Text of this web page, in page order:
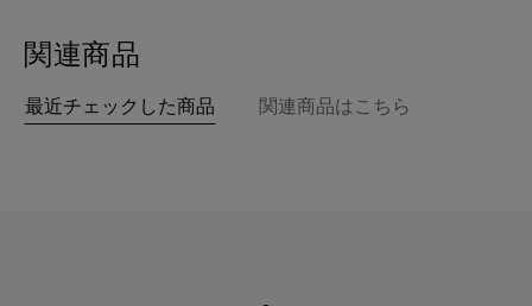
関連商品
最近チェックした商品 関連商品はこちら